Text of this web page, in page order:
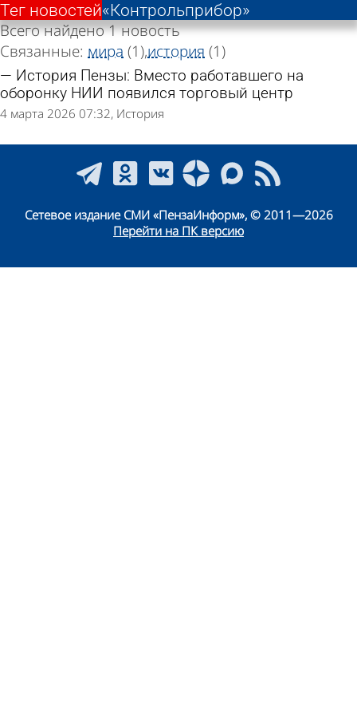
«Контрольприбор»
Тег новостей
Всего найдено 1 новость
Связанные: мира (1)история (1)
История Пензы: Вместо работавшего на
оборонку НИИ появился торговый центр
4 марта 2026 07:32 История
Сетевое издание СМИ «ПензаИнформ», © 2011—2026
Перейти на ПК версию